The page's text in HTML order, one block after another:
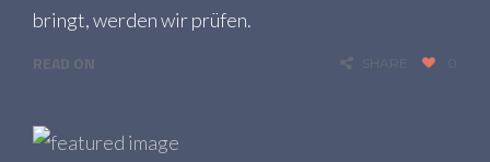
bringt, werden wir prüfen.
READ ON SHARE